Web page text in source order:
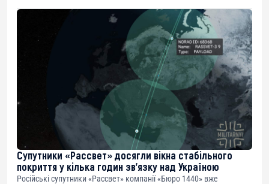
Супутники «Рассвет» досягли вікна стабільного
покриття у кілька годин зв’язку над Україною
Російські супутники «Рассвет» компанії «Бюро 1440» вже